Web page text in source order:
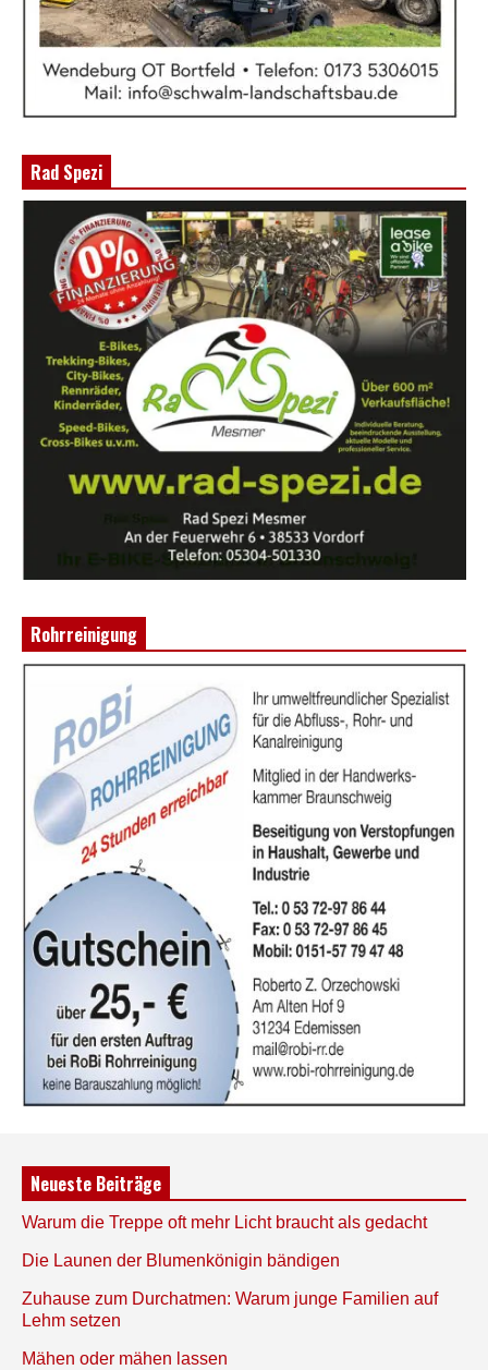
Rad Spezi
Rohrreinigung
Neueste Beiträge
Warum die Treppe oft mehr Licht braucht als gedacht
Die Launen der Blumenkönigin bändigen
Zuhause zum Durchatmen: Warum junge Familien auf
Lehm setzen
Mähen oder mähen lassen